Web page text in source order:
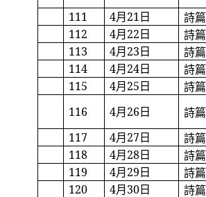
111
4月21日
詩
112
4月22日
詩
113
4月23日
詩
114
4月24日
詩
115
4月25日
詩
116
4月26日
詩
117
4月27日
詩
118
4月28日
詩
119
4月29日
詩
120
4月30日 詩